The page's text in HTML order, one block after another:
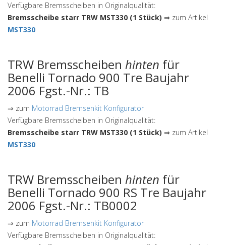
Verfügbare Bremsscheiben in Originalqualität:
Bremsscheibe starr TRW MST330 (1 Stück) ⇒ zum Artikel
MST330
TRW Bremsscheiben hinten für
Benelli Tornado 900 Tre Baujahr
2006 Fgst.-Nr.: TB
⇒ zum Motorrad Bremsenkit Konfigurator
Verfügbare Bremsscheiben in Originalqualität:
Bremsscheibe starr TRW MST330 (1 Stück) ⇒ zum Artikel
MST330
TRW Bremsscheiben hinten für
Benelli Tornado 900 RS Tre Baujahr
2006 Fgst.-Nr.: TB0002
⇒ zum Motorrad Bremsenkit Konfigurator
Verfügbare Bremsscheiben in Originalqualität: